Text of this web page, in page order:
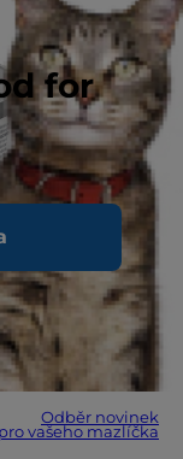
for
Odběr novinek
vašeho mazlíčka